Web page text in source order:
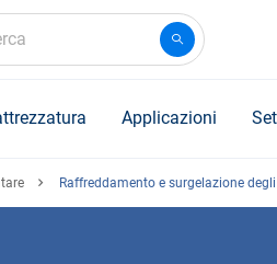
Applicazioni
Raffreddamento e surgelazione